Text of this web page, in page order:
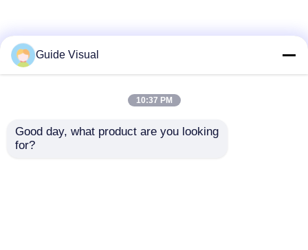
Guide Visual
10:37 PM
Good day, what product are you looking
for?